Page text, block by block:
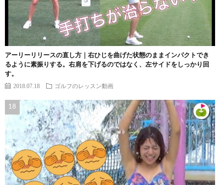
アーリーリリースの直し方｜右ひじを曲げた状態のままインパクトでき
るように素振りする。右肩を下げるのではなく、左サイドをしっかり回
す。
2018.07.18 ゴルフのレッスン動画